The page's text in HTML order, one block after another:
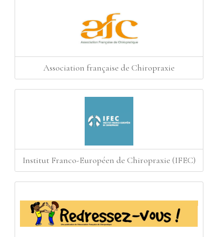
Association française de Chiropraxie
Institut Franco-Européen de Chiropraxie (IFEC)